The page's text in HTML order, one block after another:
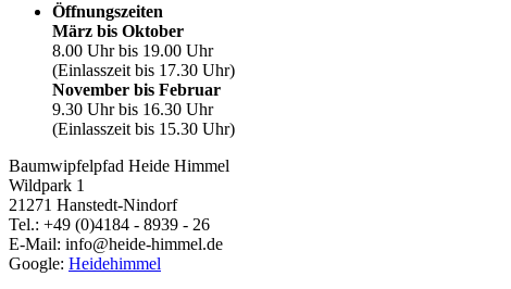
Öffnungszeiten
März bis Oktober
8.00 Uhr bis 19.00 Uhr
(Einlasszeit bis 17.30 Uhr)
November bis Februar
9.30 Uhr bis 16.30 Uhr
(Einlasszeit bis 15.30 Uhr)
Baumwipfelpfad Heide Himmel
Wildpark 1
21271 Hanstedt-Nindorf
Tel.: +49 (0)4184 - 8939 - 26
E-Mail: info@heide-himmel.de
Google: Heidehimmel